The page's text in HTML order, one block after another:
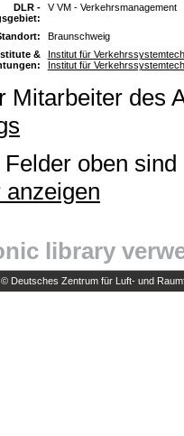
DLR -
V VM - Verkehrsmanagement
Braunschweig
&
Institut für
Institut für
Mitarbeiter des
Felder oben
anzeigen
library
Deutsches Zentrum für Luft- und